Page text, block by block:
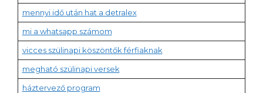
mennyi idő után hat a detralex
mi a whatsapp számom
vicces szülinapi köszöntők férfiaknak
megható szülinapi versek
háztervező program